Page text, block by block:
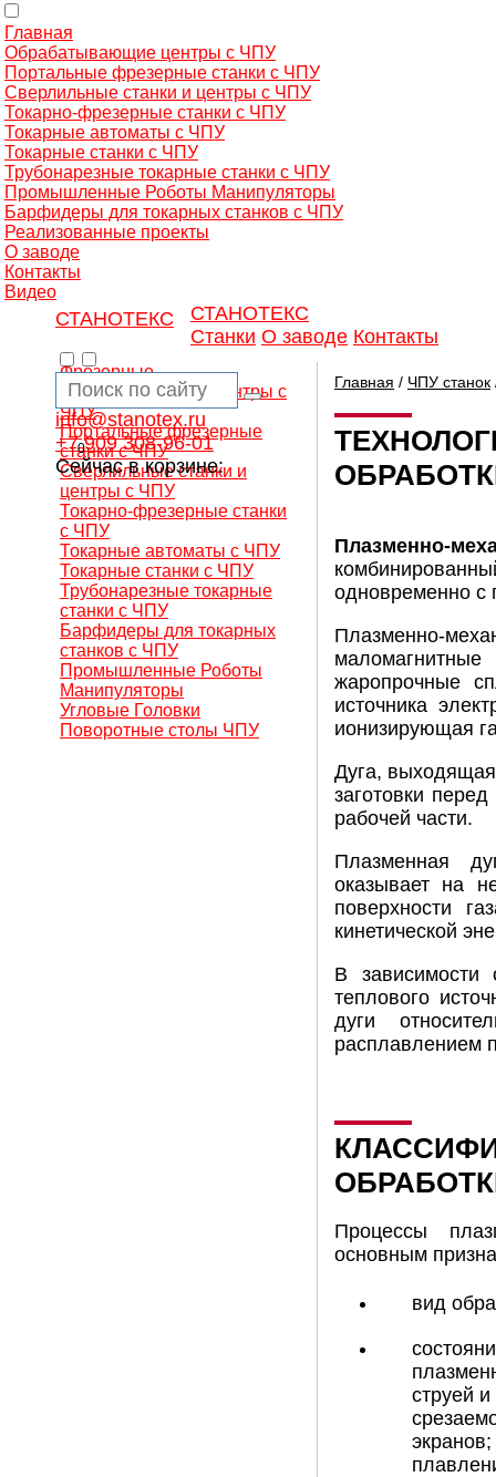
Главная
Обрабатывающие центры с ЧПУ
Портальные фрезерные станки с ЧПУ
Сверлильные станки и центры с ЧПУ
Токарно-фрезерные станки с ЧПУ
Токарные автоматы с ЧПУ
Токарные станки с ЧПУ
Трубонарезные токарные станки с ЧПУ
Промышленные Роботы Манипуляторы
Барфидеры для токарных станков с ЧПУ
Реализованные проекты
О заводе
Контакты
Видео
СТАНОТЕКС
СТАНОТЕКС
Станки О заводе Контакты
info@stanotex.ru
+7 909 308-96-01
Сейчас в корзине:
0
Фрезерные
обрабатывающие центры с
ЧПУ
Портальные фрезерные
станки с ЧПУ
Сверлильные станки и
центры с ЧПУ
Токарно-фрезерные станки
с ЧПУ
Токарные автоматы с ЧПУ
Токарные станки с ЧПУ
Трубонарезные токарные
станки с ЧПУ
Барфидеры для токарных
станков с ЧПУ
Промышленные Роботы
Манипуляторы
Угловые Головки
Поворотные столы ЧПУ
Главная / ЧПУ станок
Плазменно-
одновременно с
Плазменно-
жаропрочные
источника
ионизирующая
Дуга,
заготовки
рабочей части.
Плазменная
оказывает на
поверхности
кинетической
В зависимости
теплового
дуги
расплавлением
Процессы
основным
вид
струей